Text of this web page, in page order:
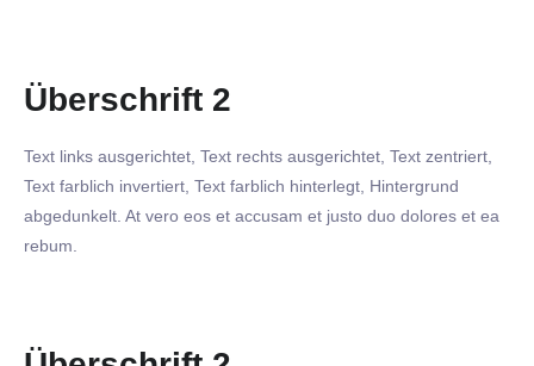
Überschrift 2
Text links ausgerichtet, Text rechts ausgerichtet, Text zentriert,
Text farblich invertiert, Text farblich hinterlegt, Hintergrund
abgedunkelt . At vero eos et accusam et justo duo dolores et ea
rebum.